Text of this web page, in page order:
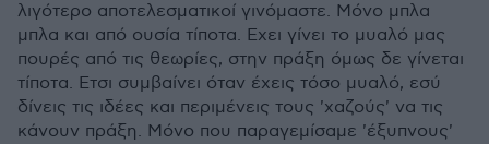
λιγότερο αποτελεσματικοί γινόμαστε. Μόνο μπλα
μπλα και από ουσία τίποτα. Εχει γίνει το μυαλό μας
πουρές από τις θεωρίες, στην πράξη όμως δε γίνεται
τίποτα. Ετσι συμβαίνει όταν έχεις τόσο μυαλό, εσύ
δίνεις τις ιδέες και περιμένεις τους 'χαζούς' να τις
κάνουν πράξη. Μόνο που παραγεμίσαμε 'έξυπνους'